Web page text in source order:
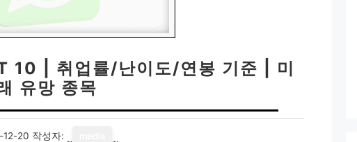
10 | 취업률/난이도/연봉 기준 | 미
유망 종목
12-20 작성자: